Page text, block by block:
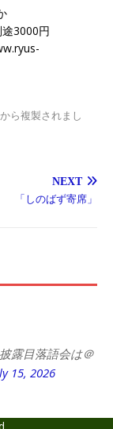
3000円
から複製されまし
NEXT
「しのばず寄席」
露目落語会は＠
15, 2026